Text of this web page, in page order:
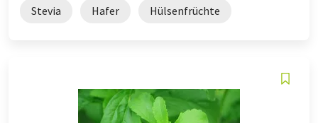
Stevia Hafer Hülsenfrüchte